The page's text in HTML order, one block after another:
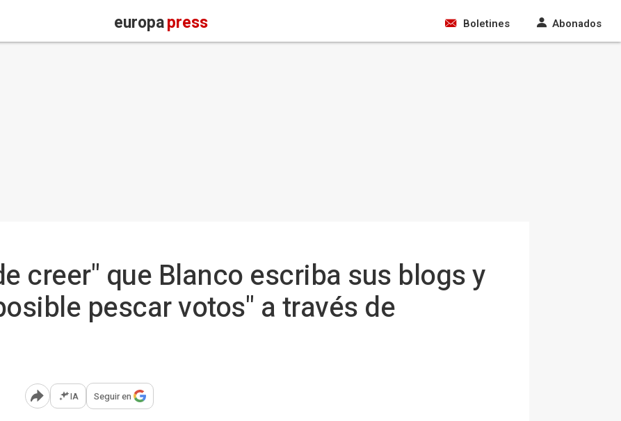
europapress Boletines Abonados
creer" que Blanco escriba sus blogs y
pescar votos" a través de
Abrir opciones para compartir
IA Seguir en